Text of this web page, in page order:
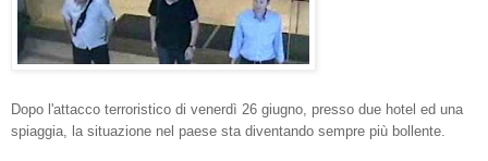
Dopo l'attacco terroristico di venerdì 26 giugno, presso due hotel ed una
spiaggia, la situazione nel paese sta diventando sempre più bollente.